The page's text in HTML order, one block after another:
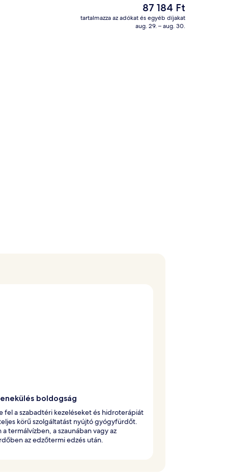
Prémium szoba, erkély (Round bed)
A
jelenlegi
ár
87 184 Ft
tartalmazza az adókat és egyéb díjakat
aug. 29. – aug. 30.
boldogság
fel a szabadtéri kezeléseket és hidroterápiát
körű szolgáltatást nyújtó gyógyfürdőt.
a termálvízben, a szaunában vagy az
az edzőtermi edzés után.